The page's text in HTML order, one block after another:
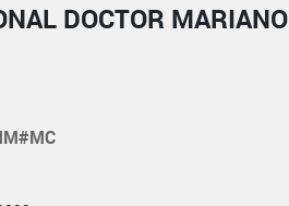
DOCTOR MARIANO